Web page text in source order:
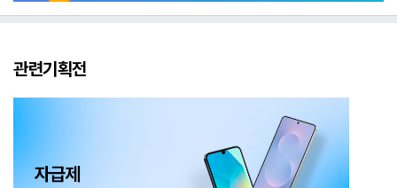
관련기획전